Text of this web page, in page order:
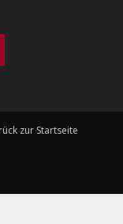
zur Startseite